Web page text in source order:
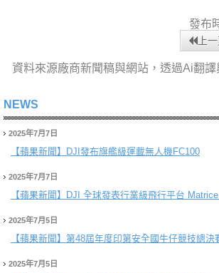
發布
上
資料來源廠商新聞稿與網站，透過Ai翻
NEWS
2025年7月7日
【蘋果新聞】 DJI發布旗艦級運載無人機FC100
2025年7月7日
【蘋果新聞】 DJI 全球發表行業級飛行平台
2025年7月5日
【蘋果新聞】 第48屆年度印第安全國牛仔競技總
2025年7月5日